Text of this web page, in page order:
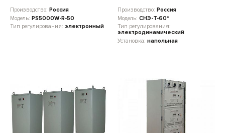
Производство: Россия
Модель: PS5000W-R-50
Тип регулирования: электронный
Производство: Россия
Модель: СНЭ-Т-60*
Тип регулирования:
электродинамический
Установка: напольная